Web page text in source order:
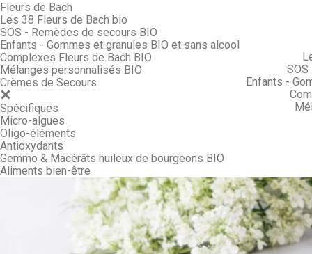
Fleurs de Bach
Les 38 Fleurs de Bach bio
SOS - Remèdes de secours BIO
Enfants - Gommes et granules BIO et sans alcool
Complexes Fleurs de Bach BIO
Mélanges personnalisés BIO
Crèmes de Secours
Spécifiques
Micro-algues
Oligo-éléments
Antioxydants
Gemmo & Macérâts huileux de bourgeons BIO
Aliments bien-être
Enfants -
Gemmo &